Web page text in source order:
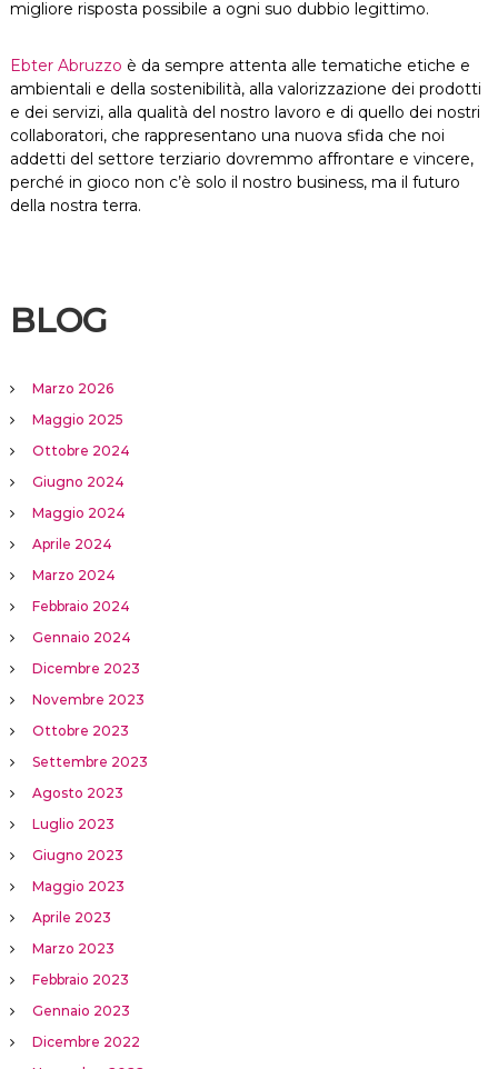
migliore risposta possibile a ogni suo dubbio legittimo.
Ebter Abruzzo è da sempre attenta alle tematiche etiche e
ambientali e della sostenibilità, alla valorizzazione dei prodotti
e dei servizi, alla qualità del nostro lavoro e di quello dei nostri
collaboratori, che rappresentano una nuova sfida che noi
addetti del settore terziario dovremmo affrontare e vincere,
perché in gioco non c’è solo il nostro business, ma il futuro
della nostra terra.
BLOG
Marzo 2026
Maggio 2025
Ottobre 2024
Giugno 2024
Maggio 2024
Aprile 2024
Marzo 2024
Febbraio 2024
Gennaio 2024
Dicembre 2023
Novembre 2023
Ottobre 2023
Settembre 2023
Agosto 2023
Luglio 2023
Giugno 2023
Maggio 2023
Aprile 2023
Marzo 2023
Febbraio 2023
Gennaio 2023
Dicembre 2022